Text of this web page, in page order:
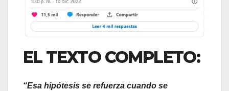
EL TEXTO COMPLETO:
“Esa hipótesis se refuerza cuando se